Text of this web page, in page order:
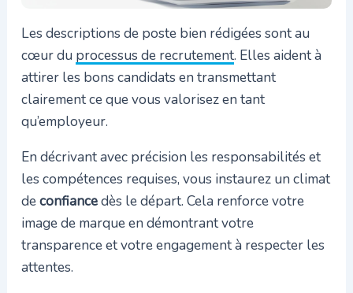
Les descriptions de poste bien rédigées sont au
cœur du processus de recrutement. Elles aident à
attirer les bons candidats en transmettant
clairement ce que vous valorisez en tant
qu’employeur.
En décrivant avec précision les responsabilités et
les compétences requises, vous instaurez un climat
deconfiancedès le départ. Cela renforce votre
image de marque en démontrant votre
transparence et votre engagement à respecter les
attentes.